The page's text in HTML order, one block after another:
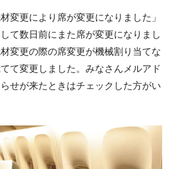
変更により席が変更になりました」
て数日前にまた席が変更になりまし
変更の際の席変更が機械割り当てな
て変更しました。みなさんメルアド
せが来たときはチェックした方がい